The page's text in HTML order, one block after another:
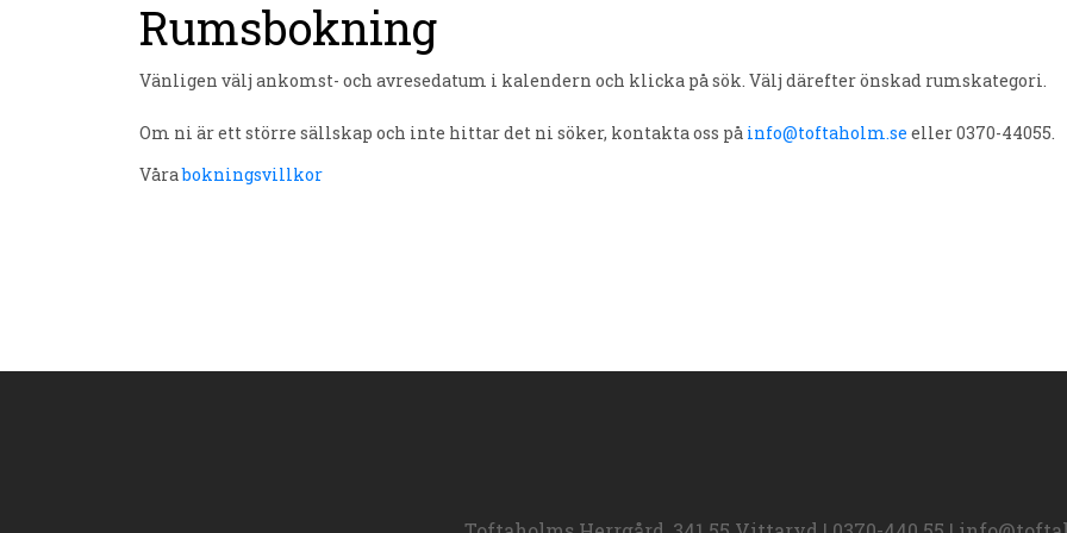
Rumsbokning
Vänligen välj ankomst- och avresedatum i kalendern och klicka på sök. Välj därefter önskad rumskategori.
Om ni är ett större sällskap och inte hittar det ni söker, kontakta oss på info@toftaholm.se eller 0370-44055.
Vårabokningsvillkor